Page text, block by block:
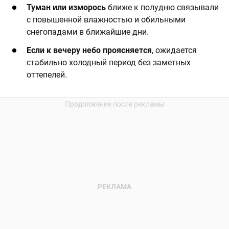
Туман или изморось ближе к полудню связывали
с повышенной влажностью и обильными
снегопадами в ближайшие дни.
Если к вечеру небо проясняется, ожидается
стабильно холодный период без заметных
оттепелей.